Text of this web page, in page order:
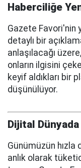
Haberciliğe
Gazete Favori'nin
detaylı bir
anlaşılacağı
onların ilgisini
keyif aldıkları bir
düşünülüyor.
Dijital
Günümüzün hızla
anlık olarak